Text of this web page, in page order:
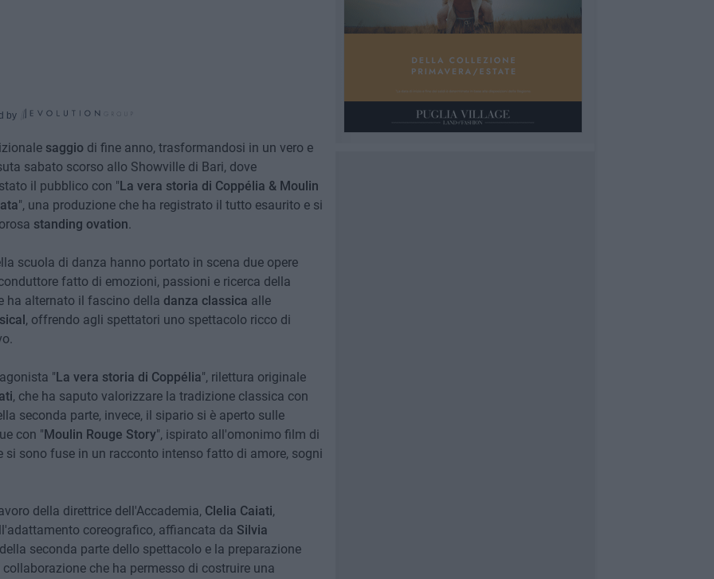
by
saggio di fine anno, trasformandosi in un vero e
sabato scorso allo Showville di Bari, dove
il pubblico con "La vera storia di Coppélia & Moulin
", una produzione che ha registrato il tutto esaurito e si
standing ovation.
scuola di danza hanno portato in scena due opere
fatto di emozioni, passioni e ricerca della
ha alternato il fascino della danza classica alle
, offrendo agli spettatori uno spettacolo ricco di
"La vera storia di Coppélia", rilettura originale
, che ha saputo valorizzare la tradizione classica con
seconda parte, invece, il sipario si è aperto sulle
con "Moulin Rouge Story", ispirato all'omonimo film di
si sono fuse in un racconto intenso fatto di amore, sogni
della direttrice dell'Accademia, Clelia Caiati,
coreografico, affiancata da Silvia
seconda parte dello spettacolo e la preparazione
che ha permesso di costruire una